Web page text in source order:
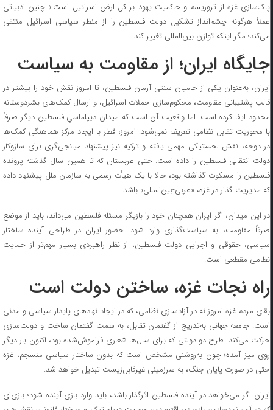
پاک‌سازی غزه از تروریسم و حاکمیت یهود بر کل ارض اسرائیل است.» چنین ادبیاتی
عملاً هرگونه چشم‌انداز تشکیل دولت فلسطین را از منظر سیاسی اسرائیل منتفی
می‌کند؛ مگر اینکه توازن بین‌المللی تغییر کند.
جایگاه ایران؛ از مقاومت به سیاست
ایران، به‌عنوان یکی از حامیان سنتی آرمان فلسطین، تا امروز نقش خود را بیشتر در
قالب پشتیبانی مقاومت، محکوم‌سازی حملات اسرائیل، و ارسال کمک‌های بشردوستانه
محدود ایفا کرده است. اما واقعیت آن است که میدان دیپلماسیِ فلسطین دیگر صرفاً
با محوریت تقابل نظامی تعریف نمی‌شود. امروز، قطر با ایجاد مرکز هماهنگی کمک‌ها
در دوحه، نقش لجستیکی مهمی یافته و ترکیه نیز پیشنهاد میانجی‌گری برای سازوکار
دولت انتقالی فلسطین را داده است. حتی عربستان که تا همین سال گذشته پرونده
فلسطین را مسکوت گذاشته بود، حالا با یک هیأت رسمی به سازمان ملل پیشنهاد داده
که مدیریت گذار در غزه، «عربی-بین‌المللی» باشد.
در این میدان، اگر ایران همچنان خود را بازیگر مسئله فلسطین می‌داند، باید از موضع
صرفاً مقاومت، به سیاست‌گذاری وارد شود. حضور ایران در طراحی آینده ساختار
سیاسی، حقوقی و اجرایی دولت فلسطین، از نظر راهبردی بسیار مهم‌تر از حمایت
نظامی مقطعی است.
راه نجات غزه، ساختن دولت است
بقای مردم غزه امروز نه در آزادسازی نظامی، که در ایجاد نهاد‌های پایدار سیاسی و مدنی
است. جامعه جهانی به‌تدریج از گفتمان تقابل، به سمت گفتمان ساخت و دولت‌سازی
حرکت می‌کند. طرح دو دولتی که برای سال‌ها شعاری فراموش‌شده بود، اکنون بار دیگر
روی میز آمده؛ چون به‌روشنی مشخص است که بدون ساختار سیاسی منسجم، غزه
حتی در صورت پایان جنگ، به سرزمینی غیرقابل‌زیست تبدیل خواهد شد.
ایران اگر می‌خواهد در آینده فلسطین اثرگذار باشد، باید وارد بازی آینده شود؛ بازی‌ای